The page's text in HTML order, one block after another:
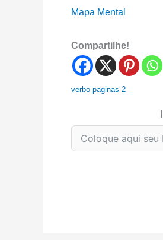
Mapa Mental
Compartilhe!
verbo-paginas-2